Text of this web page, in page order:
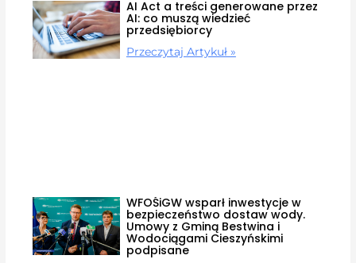
AI Act a treści generowane przez
AI: co muszą wiedzieć
przedsiębiorcy
Przeczytaj Artykuł »
WFOŚiGW wsparł inwestycje w
bezpieczeństwo dostaw wody.
Umowy z Gminą Bestwina i
Wodociągami Cieszyńskimi
podpisane